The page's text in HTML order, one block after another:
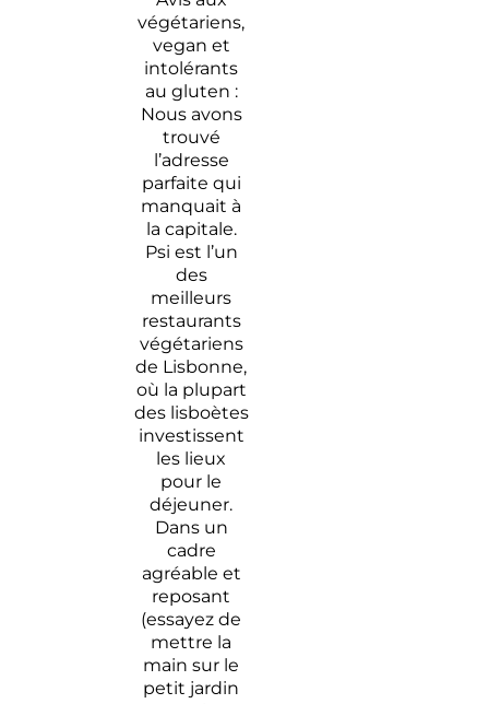
végétariens,
vegan et
intolérants
au gluten :
Nous avons
trouvé
l’adresse
parfaite qui
manquait à
la capitale.
Psi est l’un
des
meilleurs
restaurants
végétariens
de Lisbonne,
où la plupart
des lisboètes
investissent
les lieux
pour le
déjeuner.
Dans un
cadre
agréable et
reposant
(essayez de
mettre la
main sur le
petit jardin